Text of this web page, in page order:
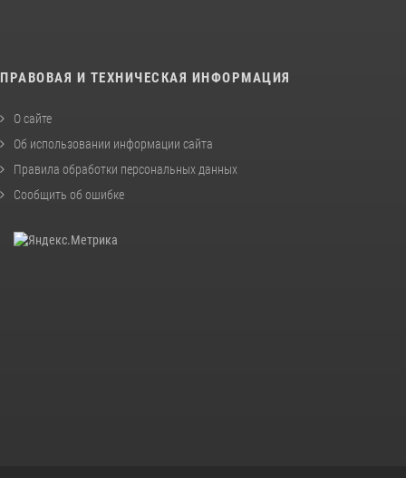
ПРАВОВАЯ И ТЕХНИЧЕСКАЯ ИНФОРМАЦИЯ
О сайте
Об использовании информации сайта
Правила обработки персональных данных
Сообщить об ошибке